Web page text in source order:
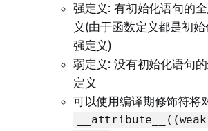
强定义: 有初始化语句的
义(由于函数定义都是初
强定义)
弱定义: 没有初始化语句
定义
可以使用编译期修饰符将